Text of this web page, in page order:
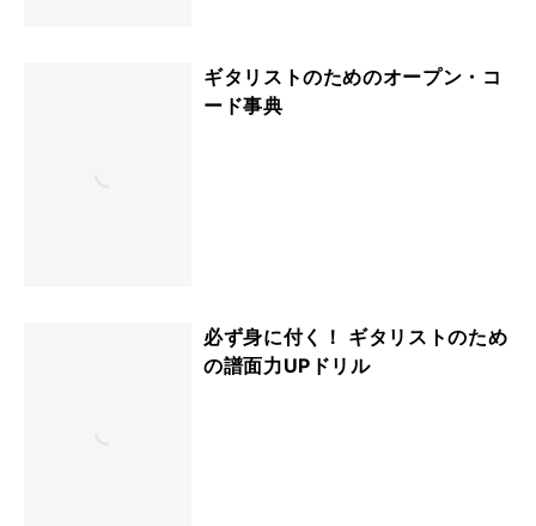
ギタリストのためのオープン・コ
ード事典
必ず身に付く！ ギタリストのため
の譜面力UPドリル